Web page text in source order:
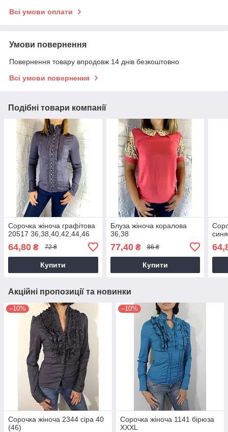
Всі умови оплати
Умови повернення
Повернення товару впродовж 14 днів безкоштовно
Всі умови повернення
Подібні товари компанії
Сорочка жіноча графітова
20517 36,38,40,42,44,46
64,80 ₴ 72 ₴
Купити
Блуза жіноча коралова
36,38
77,40₴ 86 ₴
Купити
Акційні пропозиції та новинки
–10%
Сорочка жіноча 2344 сіра 40
(46)
–10%
Сорочка жіноча 1141 бірюза
XXXL